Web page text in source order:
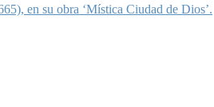
en su obra ‘Mística Ciudad de Dios’.